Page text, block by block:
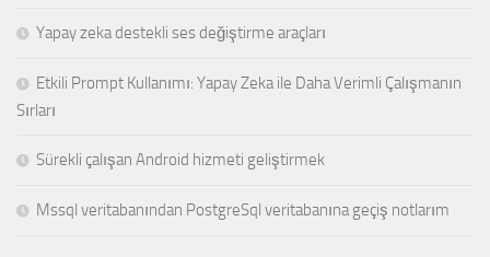
Yapay zeka destekli ses değiştirme araçları
Etkili Prompt Kullanımı: Yapay Zeka ile Daha Verimli Çalışmanın
Sırları
Sürekli çalışan Android hizmeti geliştirmek
Mssql veritabanından PostgreSql veritabanına geçiş notlarım